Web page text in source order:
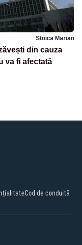
Stoica Marian
din cauza
va fi afectată
Cod de conduită